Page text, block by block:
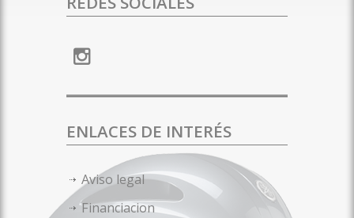
ENLACES DE INTERÉS
Aviso legal
Financiacion